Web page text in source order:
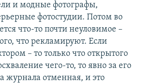
и модные фотографы,
фотостудии. Потом во
что-то почти неуловимое –
что рекламируют. Если
– то только что открытого
чего-то, то явно за его
журнала отменная, и это